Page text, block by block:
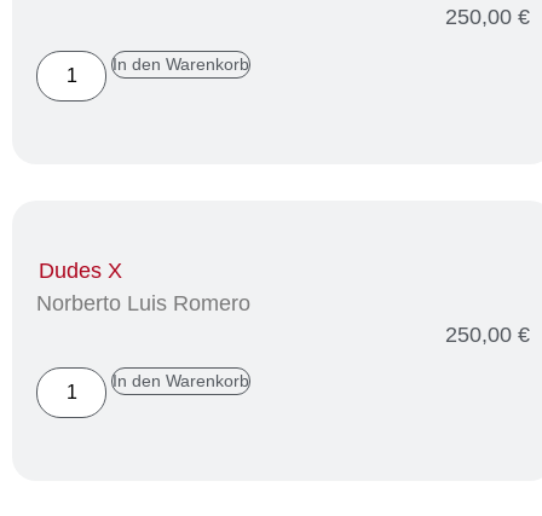
250,00 €
In den Warenkorb
Dudes X
Norberto Luis Romero
250,00 €
In den Warenkorb